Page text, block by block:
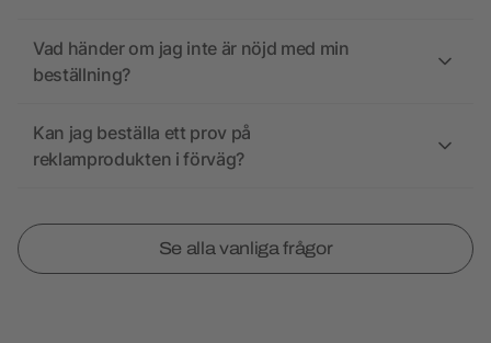
Vad händer om jag inte är nöjd med min
beställning?
Kan jag beställa ett prov på
reklamprodukten i förväg?
Se alla vanliga frågor